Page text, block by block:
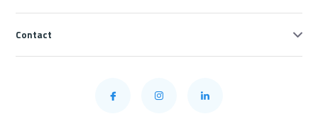
Contact